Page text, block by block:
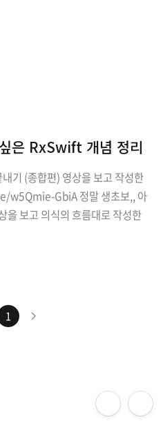
은 RxSwift 개념 정리
기 (종합편) 영상을 보고 작성한
GbiA 정말 생초보,, 아
을 보고 의식의 흐름대로 작성한
를 사용한 비동기 프로그래밍
진 유틸리티 시간이 걸리는 작업
리 쉽고 간단하게 create, subscri
1